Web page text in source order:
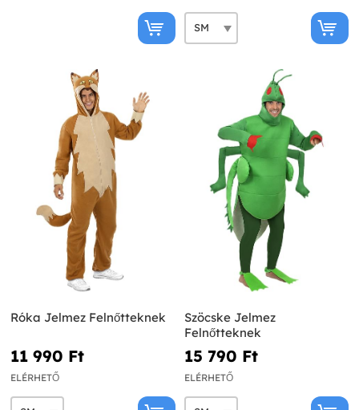
Róka Jelmez Felnőtteknek
11 990 Ft‎
ELÉRHETŐ
Szöcske Jelmez
Felnőtteknek
15 790 Ft‎
ELÉRHETŐ